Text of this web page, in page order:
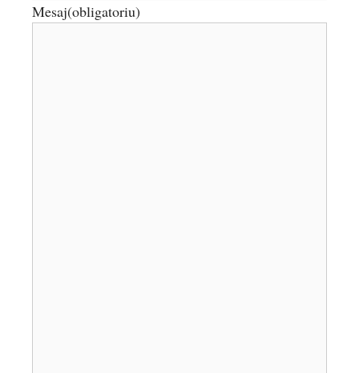
Mesaj(obligatoriu)